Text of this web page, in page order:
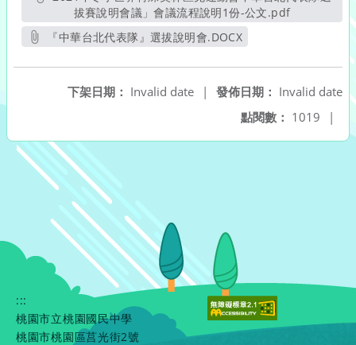
拔賽說明會議」會議流程說明1份-公文.pdf另開新視窗
『中華台北代表隊』選拔說明會.DOCX
發佈日期： Invalid date
下架日期： Invalid date
|
點閱數： 1019 |
:::
桃園市立桃園國民中學
桃園市桃園區莒光街2號